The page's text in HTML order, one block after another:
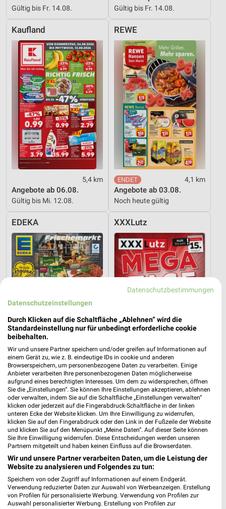
Gültig bis Fr. 14.08. Gültig bis Fr. 14.08.
Kaufland
5,4 km
Angebote ab 06.08.
Gültig bis Mi. 12.08.
REWE
4,1 km
Angebote ab 03.08.
Noch heute gültig
EDEKA
22,9 km
Angebote ab 03.08.
Noch heute gültig
XXXLutz
2,7 km
Mega Tage
Gültig bis Fr. 14.08.
XXXLutz XXXLutz
Datenschutzbestimmungen
Datenschutzeinstellungen
Durch Klicken auf die Schaltfläche „Ablehnen“ wird die
Standardeinstellung nur für unbedingt erforderliche cookie
beibehalten.
Wir und unsere Partner speichern und/oder greifen auf Informationen auf
einem Gerät zu, wie z. B. eindeutige IDs in cookie und anderen
Browserspeichern, um personenbezogene Daten zu verarbeiten. Einige
Anbieter verarbeiten Ihre personenbezogenen Daten möglicherweise
aufgrund eines berechtigten Interesses. Um dem zu widersprechen, öffnen
Sie die „Einstellungen“. Sie können Ihre Einstellungen akzeptieren, ablehnen
oder verwalten, indem Sie auf die Schaltfläche „Einstellungen verwalten“
klicken oder jederzeit auf die Fingerabdruck-Schaltfläche in der linken
unteren Ecke der Website klicken. Um Ihre Einwilligung zu widerrufen,
klicken Sie auf den Fingerabdruck oder den Link in der Fußzeile der Website
und klicken Sie auf den Menüpunkt „Meine Daten“. Auf dieser Seite können
Sie Ihre Einwilligung widerrufen. Diese Entscheidungen werden unseren
Partnern mitgeteilt und haben keinen Einfluss auf die Browserdaten.
Wir und unsere Partner verarbeiten Daten, um die Leistung der
Website zu analysieren und Folgendes zu tun:
Speichern von oder Zugriff auf Informationen auf einem Endgerät.
Verwendung reduzierter Daten zur Auswahl von Werbeanzeigen. Erstellung
von Profilen für personalisierte Werbung. Verwendung von Profilen zur
Auswahl personalisierter Werbung. Erstellung von Profilen zur